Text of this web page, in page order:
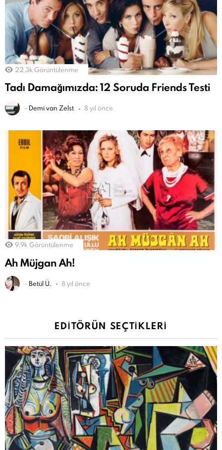
22.3k Görüntülenme
Tadı Damağımızda: 12 Soruda Friends Testi
- Demi van Zelst 8 yıl önce
9.9k Görüntülenme
Ah Müjgan Ah!
- Betül Ü. 8 yıl önce
EDITÖRÜN SEÇTIKLERI